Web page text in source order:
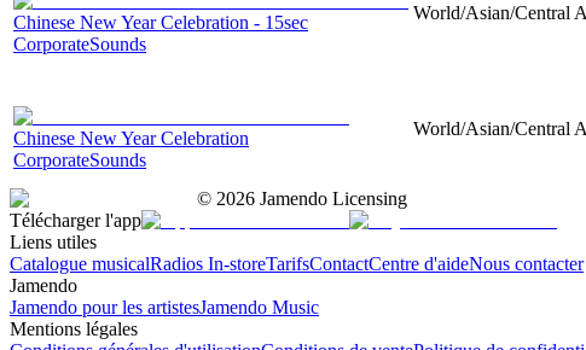
Chinese New Year Celebration - 15sec
CorporateSounds
World/Asian/Central
Chinese New Year Celebration
CorporateSounds
World/Asian/Central
© 2026 Jamendo Licensing
Télécharger l'app
Liens utiles
Catalogue musicalRadios In-storeTarifsContactCentre d'aideNous contacter
Jamendo
Jamendo pour les artistesJamendo Music
Mentions légales